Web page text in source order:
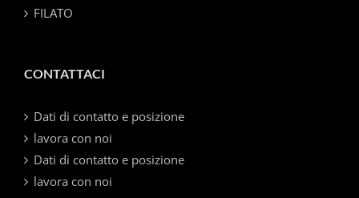
FILATO
CONTATTACI
Dati di contatto e posizione
lavora con noi
Dati di contatto e posizione
lavora con noi